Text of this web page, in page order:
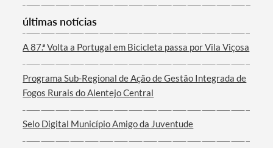
Categorias gerais
últimas notícias
A 87.ª Volta a Portugal em Bicicleta passa por Vila Viçosa
Programa Sub-Regional de Ação de Gestão Integrada de
Fogos Rurais do Alentejo Central
Selo Digital Município Amigo da Juventude